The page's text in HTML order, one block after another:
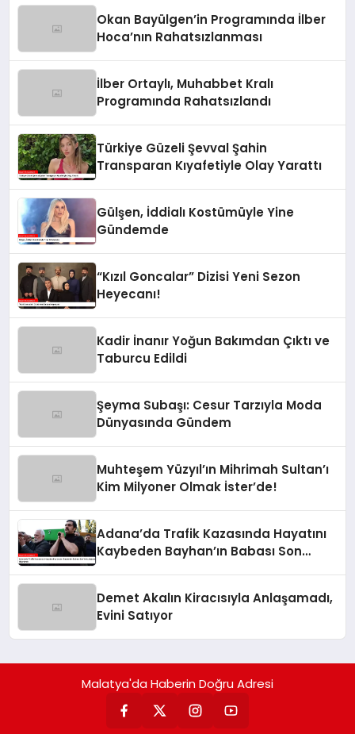
Okan Bayülgen’in Programında İlber
Hoca’nın Rahatsızlanması
İlber Ortaylı, Muhabbet Kralı
Programında Rahatsızlandı
Türkiye Güzeli Şevval Şahin
Transparan Kıyafetiyle Olay Yarattı
Gülşen, İddialı Kostümüyle Yine
Gündemde
“Kızıl Goncalar” Dizisi Yeni Sezon
Heyecanı!
Kadir İnanır Yoğun Bakımdan Çıktı ve
Taburcu Edildi
Şeyma Subaşı: Cesur Tarzıyla Moda
Dünyasında Gündem
Muhteşem Yüzyıl’ın Mihrimah Sultan’ı
Kim Milyoner Olmak İster’de!
Adana’da Trafik Kazasında Hayatını
Kaybeden Bayhan’ın Babası Son
Demet Akalın Kiracısıyla Anlaşamadı,
Evini Satıyor
Malatya'da Haberin Doğru Adresi